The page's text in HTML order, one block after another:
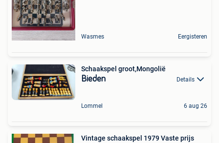
Wasmes Eergisteren
Schaakspel groot,Mongolië
Bieden Details
Lommel 6 aug 26
Vintage schaakspel 1979 Vaste prijs